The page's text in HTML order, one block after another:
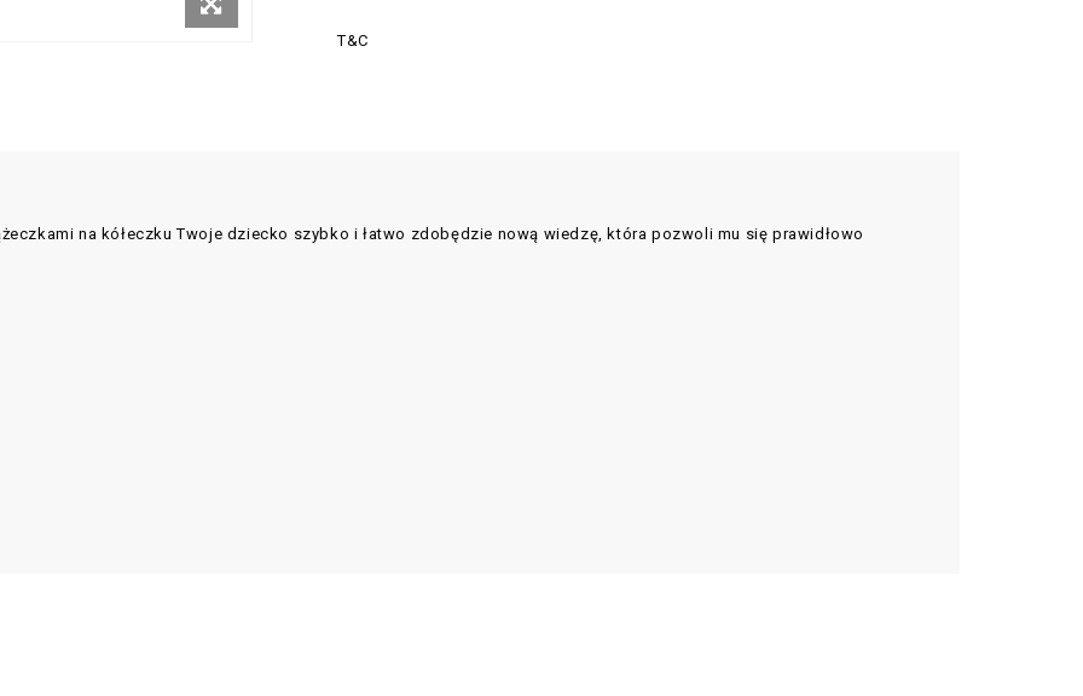
T&C
na kółeczku Twoje dziecko szybko i łatwo zdobędzie nową wiedzę, która pozwoli mu się prawidłowo